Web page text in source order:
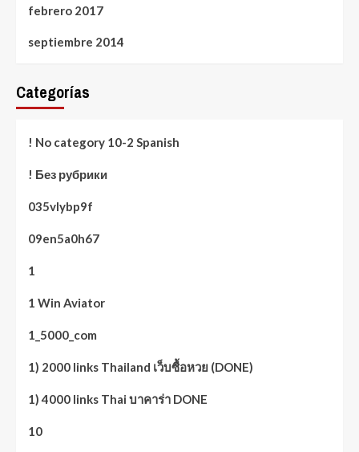
febrero 2017
septiembre 2014
Categorías
! No category 10-2 Spanish
! Без рубрики
035vlybp9f
09en5a0h67
1
1 Win Aviator
1_5000_com
1) 2000 links Thailand เว็บซื้อหวย (DONE)
1) 4000 links Thai บาคาร่า DONE
10